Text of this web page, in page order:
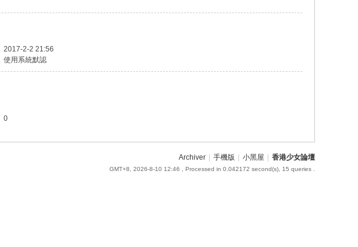
2017-2-2 21:56
使用系統默認
0
Archiver 手機版 小黑屋 香港少女論壇
GMT+8, 2026-8-10 12:46 , Processed in 0.042172 second(s), 15 queries .